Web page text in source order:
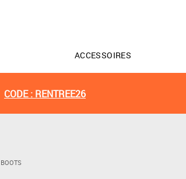
ACCESSOIRES
CODE : RENTREE26
BOOTS